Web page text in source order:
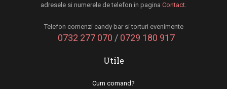
adresele si numerele de telefon in pagina Contact.
Telefon comenzi candy bar si torturi evenimente
0732 277 070 / 0729 180 917
Utile
Cum comand?